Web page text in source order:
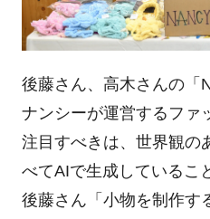
後藤さん、高木さんの「
ナンシーが運営するファ
注目すべきは、世界観の
べてAIで生成しているこ
後藤さん「小物を制作す